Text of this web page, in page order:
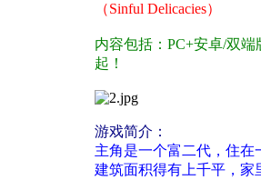
（Sinful Delicacies）
内容包括：PC+安卓/双
起！
游戏简介：
主角是一个富二代，住在
建筑面积得有上千平，家